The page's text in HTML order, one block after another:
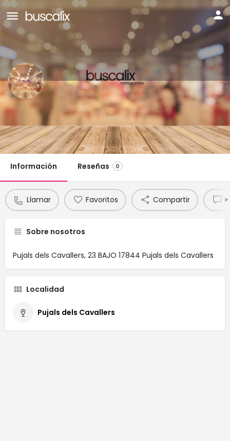
QUATRE FOCS
Teléfono:
972 594 097 Llamar Chat
Información Reseñas 0
Llamar Favoritos Compartir
Sobre nosotros
Pujals dels Cavallers, 23 BAJO 17844 Pujals dels Cavallers
Localidad
Pujals dels Cavallers